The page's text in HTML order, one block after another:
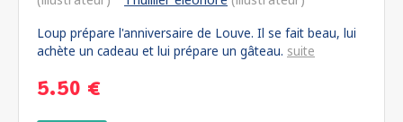
Loup prépare l'anniversaire de Louve. Il se fait beau, lui
achète un cadeau et lui prépare un gâteau. suite
5.50 €